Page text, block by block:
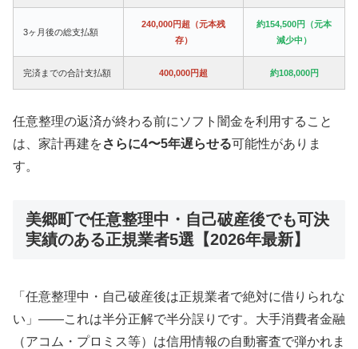
3ヶ月後の総支払額
240,000円超（元本残
存）
約154,500円（元本
減少中）
完済までの合計支払額 400,000円超 約108,000円
任意整理の返済が終わる前にソフト闇金を利用すること
は、家計再建をさらに4〜5年遅らせる可能性がありま
す。
美郷町で任意整理中・自己破産後でも可決
実績のある正規業者5選【2026年最新】
「任意整理中・自己破産後は正規業者で絶対に借りられな
い」——これは半分正解で半分誤りです。大手消費者金融
（アコム・プロミス等）は信用情報の自動審査で弾かれま